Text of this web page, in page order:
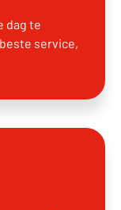
dag te
service,